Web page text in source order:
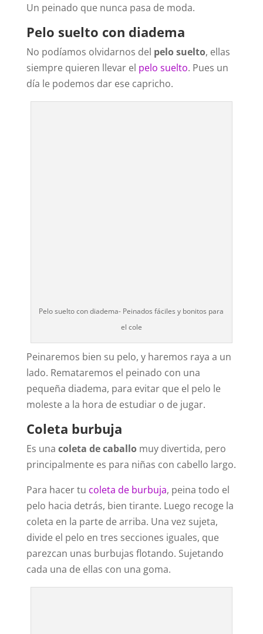
Un peinado que nunca pasa de moda.
Pelo suelto con diadema
No podíamos olvidarnos del pelo suelto, ellas
siempre quieren llevar el pelo suelto. Pues un
día le podemos dar ese capricho.
Pelo suelto con diadema- Peinados fáciles y bonitos para
el cole
Peinaremos bien su pelo, y haremos raya a un
lado. Remataremos el peinado con una
pequeña diadema, para evitar que el pelo le
moleste a la hora de estudiar o de jugar.
Coleta burbuja
Es una coleta de caballomuy divertida, pero
principalmente es para niñas con cabello largo.
Para hacer tu coleta de burbuja, peina todo el
pelo hacia detrás, bien tirante. Luego recoge la
coleta en la parte de arriba. Una vez sujeta,
divide el pelo en tres secciones iguales, que
parezcan unas burbujas flotando. Sujetando
cada una de ellas con una goma.